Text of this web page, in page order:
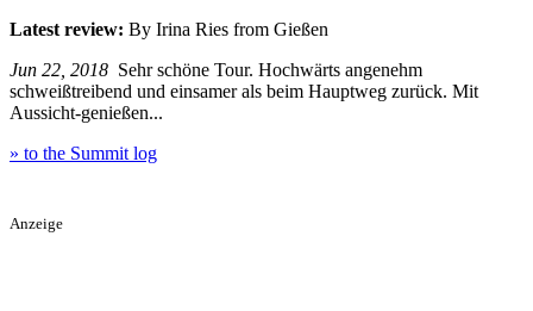
Latest review: By Irina Ries from Gießen
Jun 22, 2018 Sehr schöne Tour. Hochwärts angenehm
schweißtreibend und einsamer als beim Hauptweg zurück. Mit
Aussicht-genießen...
» to the Summit log
Anzeige